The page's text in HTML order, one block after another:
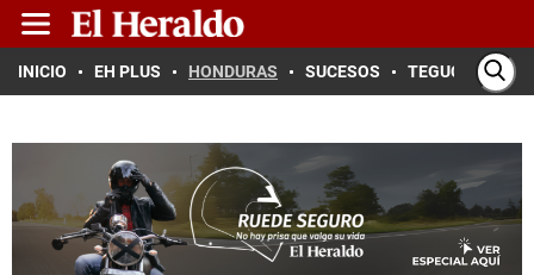
INICIO EH PLUS HONDURAS SUCESOS TEGUCIGALPA